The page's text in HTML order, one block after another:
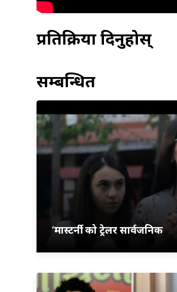
प्रतिक्रिया दिनुहोस्
सम्बन्धित
‘मास्टर्नी’ को ट्रेलर सार्वजनिक